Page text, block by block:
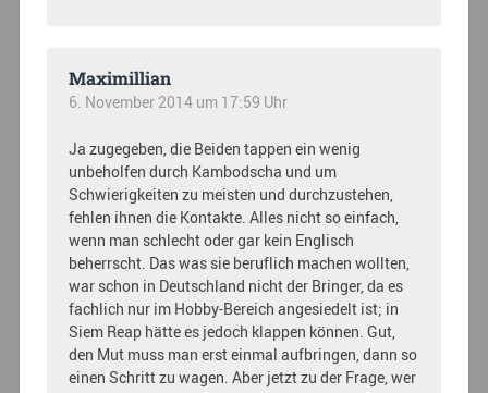
Maximillian
6. November 2014 um 17:59 Uhr
Ja zugegeben, die Beiden tappen ein wenig
unbeholfen durch Kambodscha und um
Schwierigkeiten zu meisten und durchzustehen,
fehlen ihnen die Kontakte. Alles nicht so einfach,
wenn man schlecht oder gar kein Englisch
beherrscht. Das was sie beruflich machen wollten,
war schon in Deutschland nicht der Bringer, da es
fachlich nur im Hobby-Bereich angesiedelt ist; in
Siem Reap hätte es jedoch klappen können. Gut,
den Mut muss man erst einmal aufbringen, dann so
einen Schritt zu wagen. Aber jetzt zu der Frage, wer